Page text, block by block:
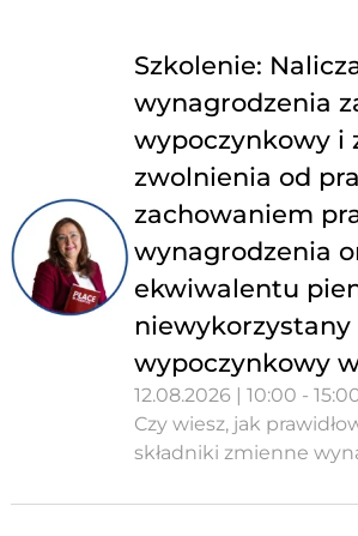
Szkolenie:
wynagrodzenia
wypoczynkowy i
zwolnienia od
zachowaniem
wynagrodzenia
ekwiwalentu
wypoczynkowy
12.08.2026 | 10:00 -
Czy wiesz, jak
składniki zmienne